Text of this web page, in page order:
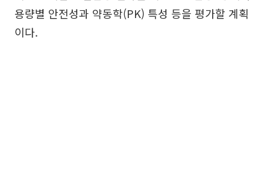
용량별 안전성과 약동학(PK) 특성 등을 평가할 계획
이다.